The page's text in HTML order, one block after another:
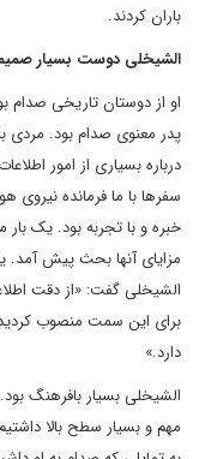
باران کردند.
الشیخلی دوست بسیار
او از دوستان تاریخی صدام
پدر معنوی صدام بود. مردی
درباره بسیاری از امور
سفرها با ما فرمانده نیروی
خبره و با تجربه بود. یک
مزایای آنها بحث پیش
الشیخلی گفت: «از دقت
برای این سمت منصوب
دارد.»
الشیخلی بسیار بافرهنگ
مهم و بسیار سطح بالا